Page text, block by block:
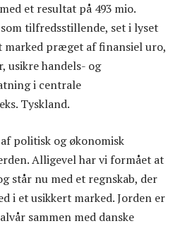
et resultat på 493 mio.
tilfredsstillende, set i lyset
marked præget af finansiel uro,
usikre handels- og
i centrale
Tyskland.
politisk og økonomisk
Alligevel har vi formået at
står nu med et regnskab, der
i et usikkert marked. Jorden er
sammen med danske